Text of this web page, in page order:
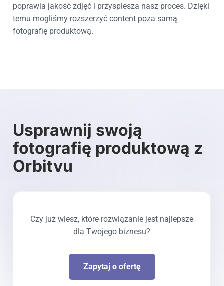
poprawia jakość zdjęć i przyspiesza nasz proces. Dzięki
temu mogliśmy rozszerzyć content poza samą
fotografię produktową.
Usprawnij swoją
fotografię produktową z
Orbitvu
Czy już wiesz, które rozwiązanie jest najlepsze
dla Twojego biznesu?
Zapytaj o ofertę